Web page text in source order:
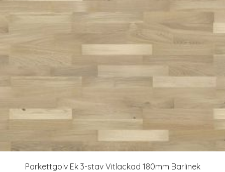
Parkettgolv Ek 3-stav Vitlackad 180mm Barlinek